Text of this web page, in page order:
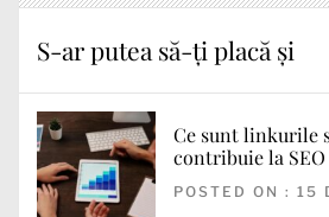
S-ar putea să-ți placă și
Ce sunt linkurile
contribuie la
POSTED ON : 15